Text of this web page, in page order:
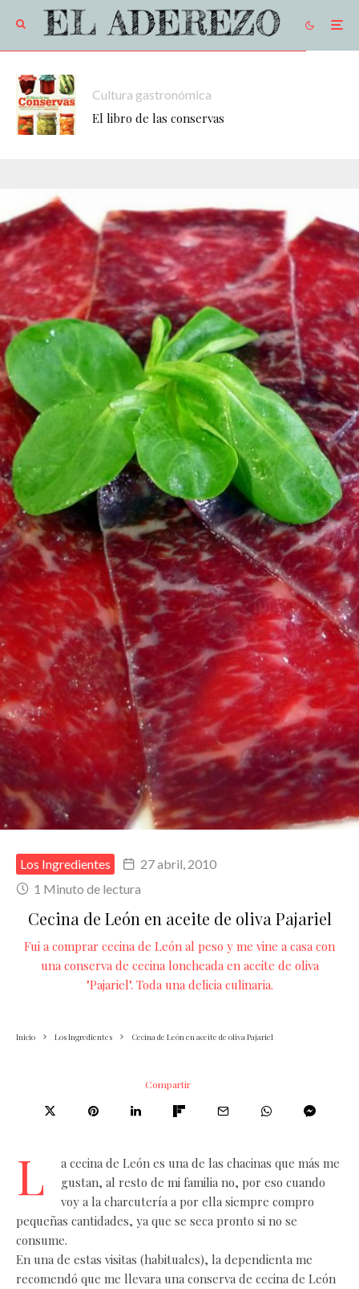
Cultura gastronómica
El libro de las conservas
Los Ingredientes
27 abril, 2010
1 Minuto de lectura
Cecina de León en aceite de oliva Pajariel
Fui a comprar cecina de León al peso y me vine a casa con
una conserva de cecina loncheada en aceite de oliva
"Pajariel". Toda una delicia culinaria.
Inicio Los Ingredientes Cecina de León en aceite de oliva Pajariel
Compartir
L
a cecina de León es una de las chacinas que más me
gustan, al resto de mi familia no, por eso cuando
voy a la charcutería a por ella siempre compro
pequeñas cantidades, ya que se seca pronto si no se
consume.
En una de estas visitas (habituales), la dependienta me
recomendó que me llevara una conserva de cecina de León